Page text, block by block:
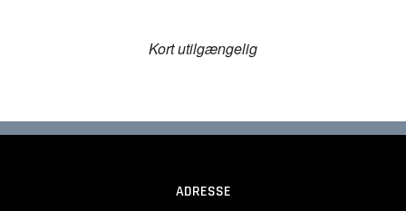
Kort utilgængelig
ADRESSE